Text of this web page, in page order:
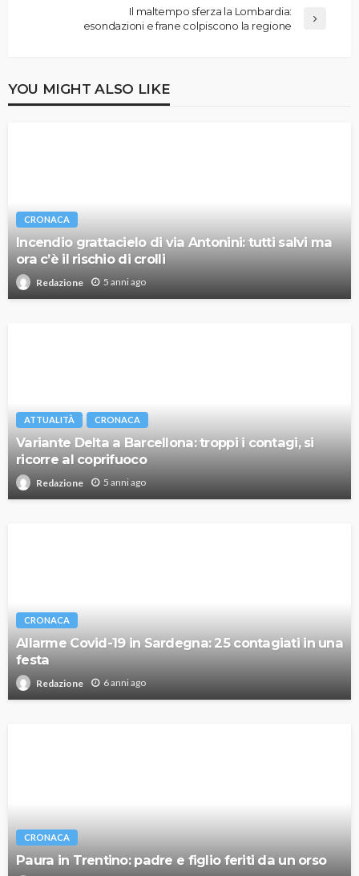
Il maltempo sferza la Lombardia:
esondazioni e frane colpiscono la regione
YOU MIGHT ALSO LIKE
CRONACA
Incendio grattacielo di via Antonini: tutti salvi ma
ora c’è il rischio di crolli
Redazione 5 anni ago
ATTUALITÀ CRONACA
Variante Delta a Barcellona: troppi i contagi, si
ricorre al coprifuoco
Redazione 5 anni ago
CRONACA
Allarme Covid-19 in Sardegna: 25 contagiati in una
festa
Redazione 6 anni ago
CRONACA
Paura in Trentino: padre e figlio feriti da un orso